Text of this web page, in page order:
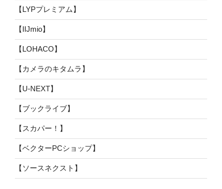
【LYPプレミアム】
【IIJmio】
【LOHACO】
【カメラのキタムラ】
【U-NEXT】
【ブックライブ】
【スカパー！】
【ベクターPCショップ】
【ソースネクスト】